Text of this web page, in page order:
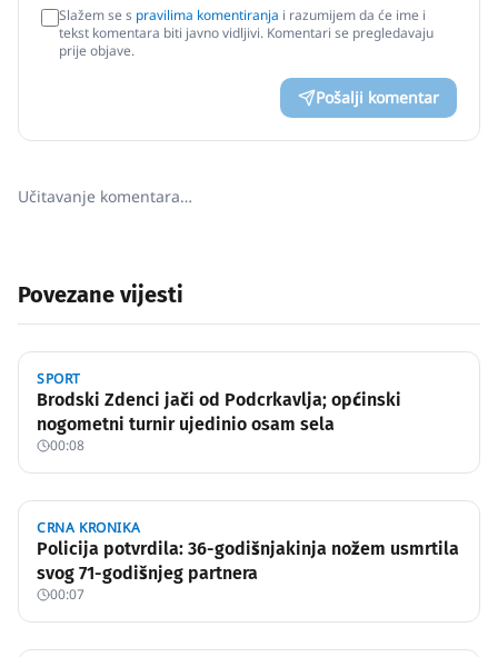
Slažem se s pravilima komentiranja i razumijem da će ime i
tekst komentara biti javno vidljivi. Komentari se pregledavaju
prije objave.
Pošalji komentar
Učitavanje komentara…
Povezane vijesti
SPORT
Brodski Zdenci jači od Podcrkavlja; općinski
nogometni turnir ujedinio osam sela
00:08
CRNA KRONIKA
Policija potvrdila: 36-godišnjakinja nožem usmrtila
svog 71-godišnjeg partnera
00:07